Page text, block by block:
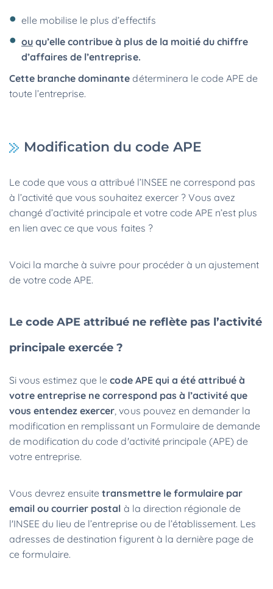
elle mobilise le plus d’effectifs
ou qu’elle contribue à plus de la moitié du chiffre
d’affaires de l’entreprise.
Cette branche dominantedéterminera le code APE de
toute l’entreprise.
Modification du code APE
Le code que vous a attribué l’INSEE ne correspond pas
à l’activité que vous souhaitez exercer ? Vous avez
changé d’activité principale et votre code APE n’est plus
en lien avec ce que vous faites ?
Voici la marche à suivre pour procéder à un ajustement
de votre code APE.
Le code APE attribué ne reflète pas l’activité
principale exercée ?
Si vous estimez que lecode APE qui a été attribué à
votre entreprise ne correspond pas à l’activité que
vous entendez exercer, vous pouvez en demander la
modification en remplissant un Formulaire de demande
de modification du code d'activité principale (APE) de
votre entreprise.
Vous devrez ensuitetransmettre le formulaire par
email ou courrier postal à la direction régionale de
l'INSEE du lieu de l’entreprise ou de l’établissement. Les
adresses de destination figurent à la dernière page de
ce formulaire.